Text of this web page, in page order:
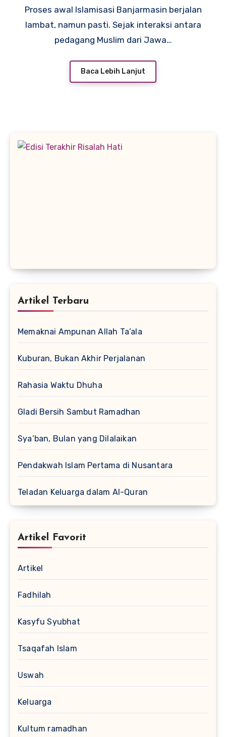
Proses awal Islamisasi Banjarmasin berjalan
lambat, namun pasti. Sejak interaksi antara
pedagang Muslim dari Jawa…
Baca Lebih Lanjut
Artikel Terbaru
Memaknai Ampunan Allah Ta’ala
Kuburan, Bukan Akhir Perjalanan
Rahasia Waktu Dhuha
Gladi Bersih Sambut Ramadhan
Sya’ban, Bulan yang Dilalaikan
Pendakwah Islam Pertama di Nusantara
Teladan Keluarga dalam Al-Quran
Artikel Favorit
Artikel
Fadhilah
Kasyfu Syubhat
Tsaqafah Islam
Uswah
Keluarga
Kultum ramadhan